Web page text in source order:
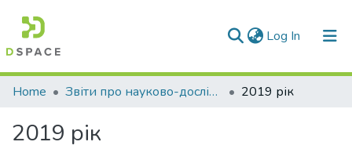
Log In (current)
Communities & Collections
Home Звіти про науково-дослідну роботу за держбюджетним фінансуванням 2019 рік
2019 рік